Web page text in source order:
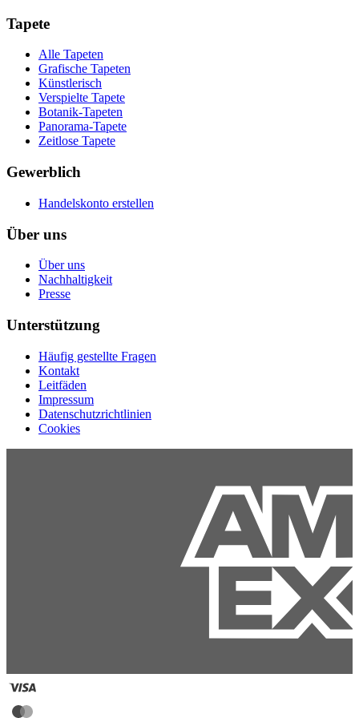
Tapete
Alle Tapeten
Grafische Tapeten
Künstlerisch
Verspielte Tapete
Botanik-Tapeten
Panorama-Tapete
Zeitlose Tapete
Gewerblich
Handelskonto erstellen
Über uns
Über uns
Nachhaltigkeit
Presse
Unterstützung
Häufig gestellte Fragen
Kontakt
Leitfäden
Impressum
Datenschutzrichtlinien
Cookies